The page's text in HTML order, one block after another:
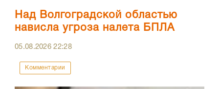
Над Волгоградской областью
нависла угроза налета БПЛА
05.08.202622:28
Комментарии